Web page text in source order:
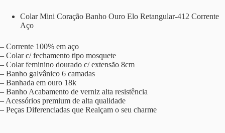
Colar Mini Coração Banho Ouro Elo Retangular-412 Corrente
Aço
– Corrente 100% em aço
– Colar c/ fechamento tipo mosquete
– Colar feminino dourado c/ extensão 8cm
– Banho galvânico 6 camadas
– Banhada em ouro 18k
– Banho Acabamento de verniz alta resistência
– Acessórios premium de alta qualidade
– Peças Diferenciadas que Realçam o seu charme